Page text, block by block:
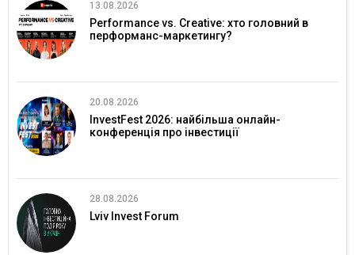
13.08.2026
Performance vs. Creative: хто головний в
перформанс-маркетингу?
20.08.2026
InvestFest 2026: найбільша онлайн-
конференція про інвестиції
28.08.2026
Lviv Invest Forum